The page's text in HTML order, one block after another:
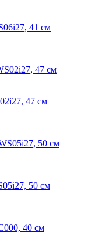
41 см
47 см
50 см